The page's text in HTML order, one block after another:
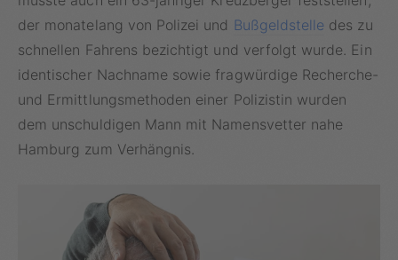
der monatelang von Polizei und Bußgeldstelle des zu
schnellen Fahrens bezichtigt und verfolgt wurde. Ein
identischer Nachname sowie fragwürdige Recherche-
und Ermittlungsmethoden einer Polizistin wurden
dem unschuldigen Mann mit Namensvetter nahe
Hamburg zum Verhängnis.